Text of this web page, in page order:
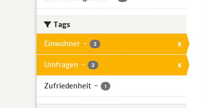
Tags
Einwohner - 2 x
Umfragen - 2 x
Zufriedenheit - 1